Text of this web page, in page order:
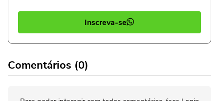
Inscreva-se
Comentários (0)